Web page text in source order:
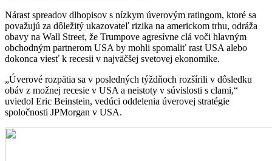
Nárast spreadov dlhopisov s nízkym úverovým ratingom, ktoré sa
považujú za dôležitý ukazovateľ rizika na americkom trhu, odráža
obavy na Wall Street, že Trumpove agresívne clá voči hlavným
obchodným partnerom USA by mohli spomaliť rast USA alebo
dokonca viesť k recesii v najväčšej svetovej ekonomike.
„Úverové rozpätia sa v posledných týždňoch rozšírili v dôsledku
obáv z možnej recesie v USA a neistoty v súvislosti s clami,“
uviedol Eric Beinstein, vedúci oddelenia úverovej stratégie
spoločnosti JPMorgan v USA.